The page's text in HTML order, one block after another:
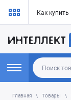
Как купить
Главная Товары